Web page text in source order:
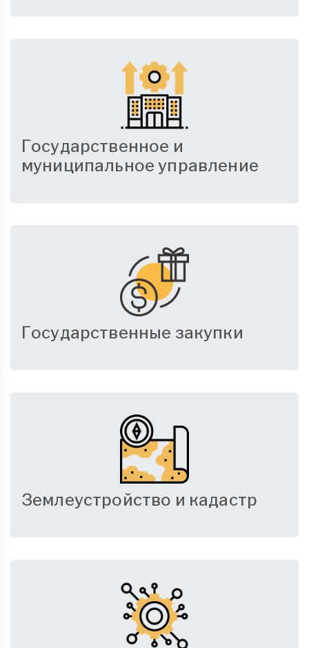
Государственное и
муниципальное управление
Государственные закупки
Землеустройство и кадастр